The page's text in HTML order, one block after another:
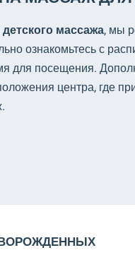
детского массажа, мы
ознакомьтесь с
для посещения.
центра, где